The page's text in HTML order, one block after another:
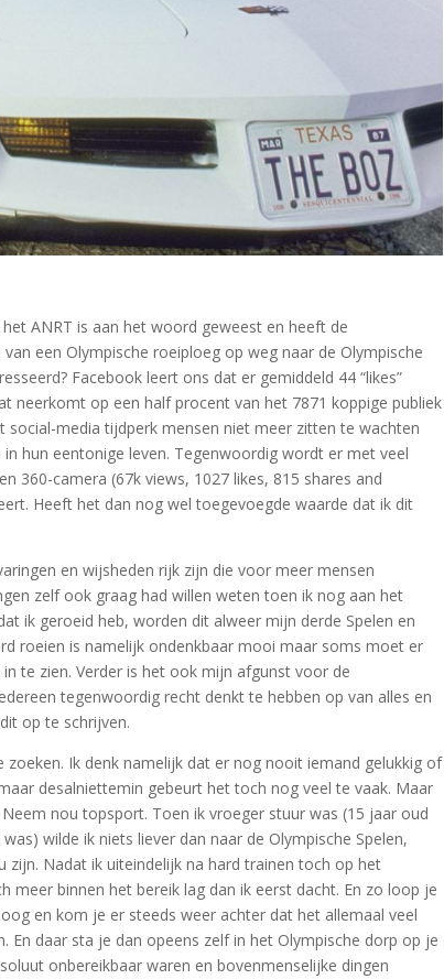
ANRT is aan het woord geweest en heeft de
een Olympische roeiploeg op weg naar de Olympische
Facebook leert ons dat er gemiddeld 44 “likes”
neerkomt op een half procent van het 7871 koppige publiek
media tijdperk mensen niet meer zitten te wachten
hun eentonige leven. Tegenwoordig wordt er met veel
360-camera (67k views, 1027 likes, 815 shares and
Heeft het dan nog wel toegevoegde waarde dat ik dit
en wijsheden rijk zijn die voor meer mensen
zelf ook graag had willen weten toen ik nog aan het
ik geroeid heb, worden dit alweer mijn derde Spelen en
roeien is namelijk ondenkbaar mooi maar soms moet er
te zien. Verder is het ook mijn afgunst voor de
tegenwoordig recht denkt te hebben op van alles en
op te schrijven.
Ik denk namelijk dat er nog nooit iemand gelukkig of
desalniettemin gebeurt het toch nog veel te vaak. Maar
nou topsport. Toen ik vroeger stuur was (15 jaar oud
wilde ik niets liever dan naar de Olympische Spelen,
Nadat ik uiteindelijk na hard trainen toch op het
binnen het bereik lag dan ik eerst dacht. En zo loop je
en kom je er steeds weer achter dat het allemaal veel
daar sta je dan opeens zelf in het Olympische dorp op je
onbereikbaar waren en bovenmenselijke dingen